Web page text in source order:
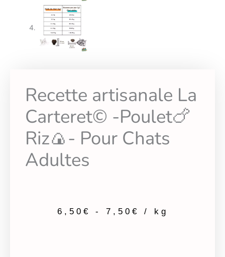
Recette artisanale La
Carteret© -Poulet🍗
Riz🍙- Pour Chats
Adultes
6,50 € - 7,50 € / kg